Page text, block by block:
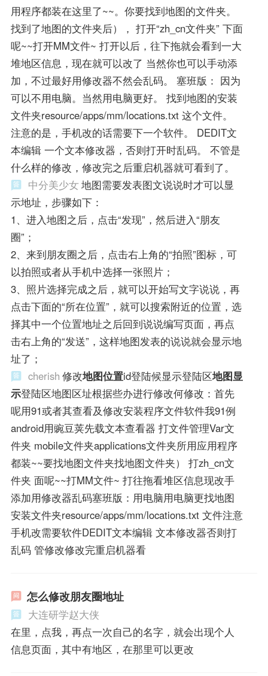
用程序都装在这里了~~。你要找到地图的文件夹。
找到了地图的文件夹后）， 打开“zh_cn文件夹” 下面
呢~~打开MM文件~ 打开以后，往下拖就会看到一大
堆地区信息，现在就可以改了 当然你也可以手动添
加，不过最好用修改器不然会乱码。 塞班版： 因为
可以不用电脑。当然用电脑更好。 找到地图的安装
文件夹resource/apps/mm/locations.txt 这个文件。
注意的是，手机改的话需要下一个软件。 DEDIT文
本编辑 一个文本修改器，否则打开时乱码。 不管是
什么样的修改，修改完之后重启机器就可看到了。
中分美少女地图需要发表图文说说时才可以显
示地址，步骤如下：
1、进入地图之后，点击“发现”，然后进入“朋友
圈”；
2、来到朋友圈之后，点击右上角的“拍照”图标，可
以拍照或者从手机中选择一张照片；
3、照片选择完成之后，就可以开始写文字说说，再
点击下面的“所在位置”，就可以搜索附近的位置，选
择其中一个位置地址之后回到说说编写页面，再点
击右上角的“发送”，这样地图发表的说说就会显示地
址了；
cherish 修改地图位置id登陆候显示登陆区地图显
示登陆区地图区址根据些办进行修改何修改：首先
呢用91或者其查看及修改安装程序文件软件我91例
android用豌豆荚先载文本查看器 打文件管理Var文
件夹 mobile文件夹applications文件夹所用应用程序
都装~~要找地图文件夹找地图文件夹） 打zh_cn文
件夹 面呢~~打MM文件~ 打往拖看堆区信息现改手
添加用修改器乱码塞班版：用电脑用电脑更找地图
安装文件夹resource/apps/mm/locations.txt 文件注意
手机改需要软件DEDIT文本编辑 文本修改器否则打
乱码 管修改修改完重启机器看
怎么修改朋友圈地址
大连研学赵大侠
在里，点我，再点一次自己的名字，就会出现个人
信息页面，其中有地区，在那里可以更改